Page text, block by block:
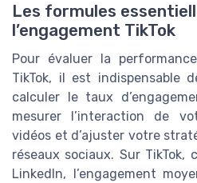
Les formules
l’engagement TikTok
Pour évaluer la
TikTok, il est indispensable
calculer le taux
mesurer l’interaction de
vidéos et d’ajuster votre
réseaux sociaux. Sur TikTok,
LinkedIn, l’engagement